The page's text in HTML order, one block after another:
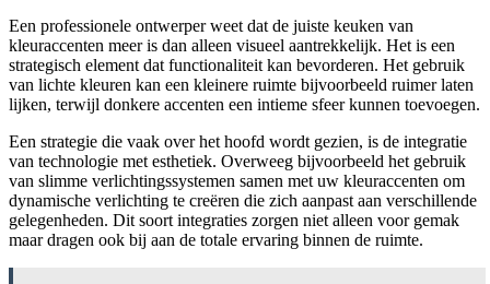
Een professionele ontwerper weet dat de juiste keuken van
kleuraccenten meer is dan alleen visueel aantrekkelijk. Het is een
strategisch element dat functionaliteit kan bevorderen. Het gebruik
van lichte kleuren kan een kleinere ruimte bijvoorbeeld ruimer laten
lijken, terwijl donkere accenten een intieme sfeer kunnen toevoegen.
Een strategie die vaak over het hoofd wordt gezien, is de integratie
van technologie met esthetiek. Overweeg bijvoorbeeld het gebruik
van slimme verlichtingssystemen samen met uw kleuraccenten om
dynamische verlichting te creëren die zich aanpast aan verschillende
gelegenheden. Dit soort integraties zorgen niet alleen voor gemak
maar dragen ook bij aan de totale ervaring binnen de ruimte.